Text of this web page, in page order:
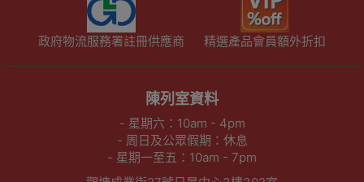
政府物流服務署註冊供應商 精選產品會員額外折扣
陳列室資料
- 星期六：10am - 4pm
- 周日及公眾假期：休息
- 星期一至五：10am - 7pm